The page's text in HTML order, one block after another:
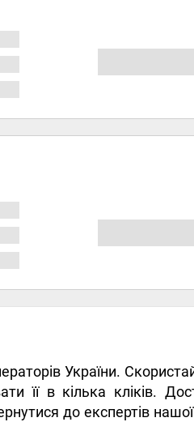
України.
її в кілька кліків.
до експертів